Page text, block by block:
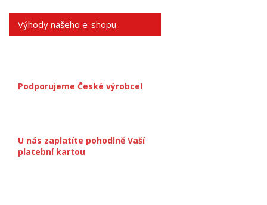
Výhody našeho e-shopu
Podporujeme České výrobce!
U nás zaplatíte pohodlně Vaší
platební kartou